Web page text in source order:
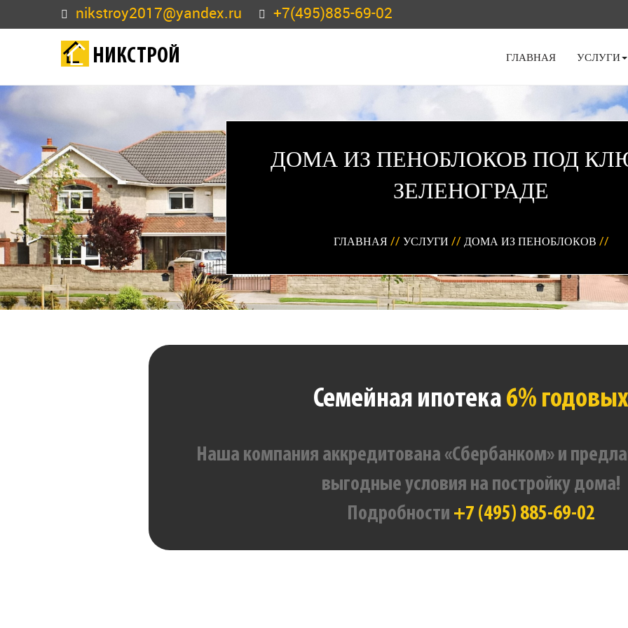
nikstroy2017@yandex.ru +7(495)885-69-02
НИКСТРОЙ ГЛАВНАЯ УСЛУГИ
ДОМА ИЗ ПЕНОБЛОКОВ ПОД
ЗЕЛЕНОГРАДЕ
ГЛАВНАЯ // УСЛУГИ // ДОМА ИЗ ПЕНОБЛОКОВ //
Семейная ипотека 6% годовых
Наша компания аккредитована «Сбербанком» и
выгодные условия на постройку дома!
Подробности +7 (495) 885-69-02